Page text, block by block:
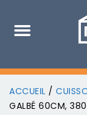
ACCUEIL /
GALBÉ 60CM,